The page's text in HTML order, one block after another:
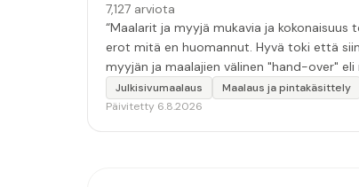
7,127 arviota
“Maalarit ja myyjä mukavia ja
erot mitä en huomannut. Hyvä toki että
myyjän ja maalajien välinen "hand-over"
tulevaisuudessakin mahdollisuus että
Julkisivumaalaus Maalaus ja pintakäsittely
Päivitetty 6.8.2026